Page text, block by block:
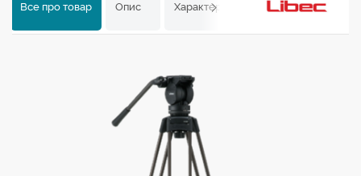
Все про товар Опис Характеристики Відгуки